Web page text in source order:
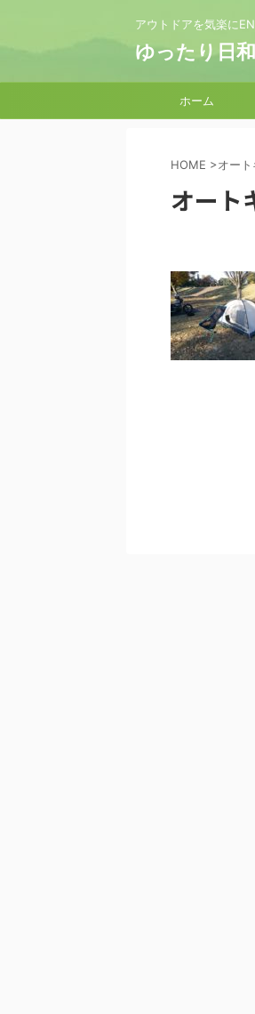
アウトドアを気楽に
ゆったり日和
ホーム
HOME >オー
オート